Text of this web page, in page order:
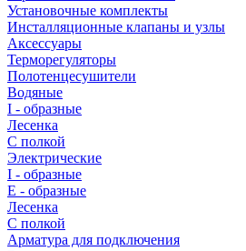
Установочные комплекты
Инсталляционные клапаны и узлы
Аксессуары
Терморегуляторы
Полотенцесушители
Водяные
I - образные
Лесенка
С полкой
Электрические
I - образные
E - образные
Лесенка
С полкой
Арматура для подключения